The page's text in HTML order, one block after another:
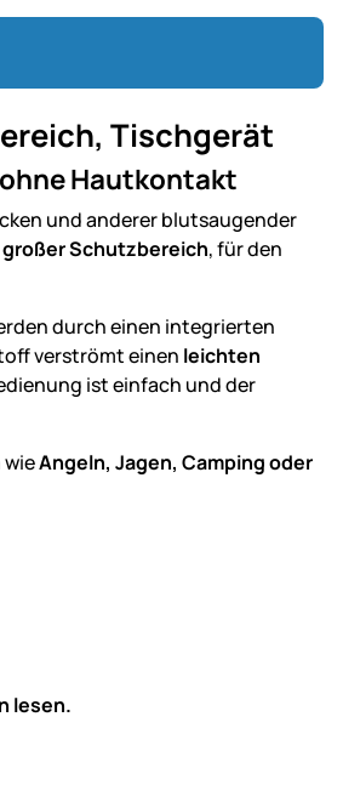
Tischgerät
Hautkontakt
und anderer blutsaugender
Schutzbereich, für den
durch einen integrierten
verströmt einen leichten
ist einfach und der
Angeln, Jagen, Camping oder
lesen.